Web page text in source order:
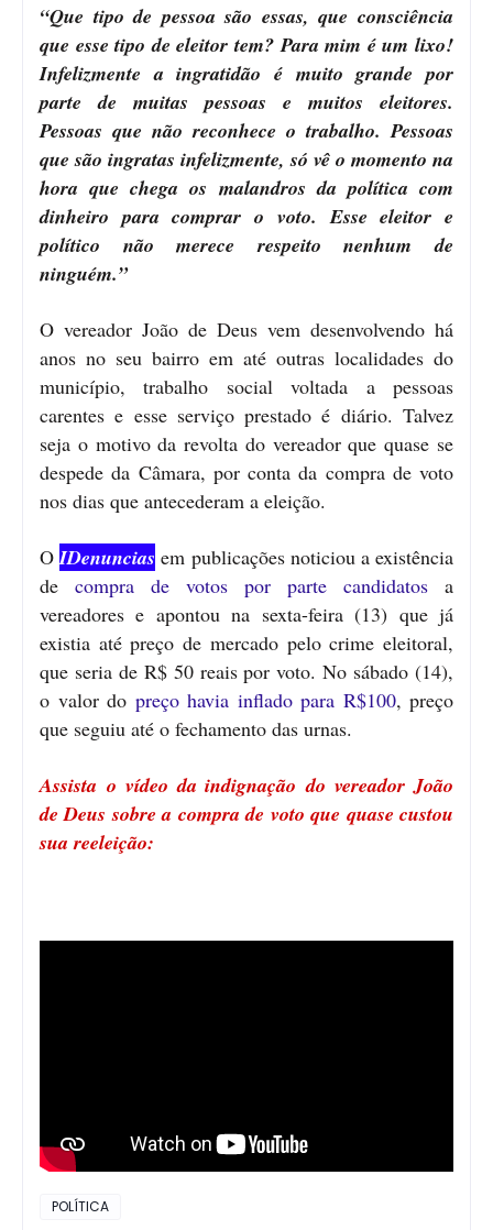
“Que tipo de pessoa são essas, que consciência
que esse tipo de eleitor tem? Para mim é um lixo!
Infelizmente a ingratidão é muito grande por
parte de muitas pessoas e muitos eleitores.
Pessoas que não reconhece o trabalho. Pessoas
que são ingratas infelizmente, só vê o momento na
hora que chega os malandros da política com
dinheiro para comprar o voto. Esse eleitor e
político não merece respeito nenhum de
ninguém.”
O vereador João de Deus vem desenvolvendo há
anos no seu bairro em até outras localidades do
município, trabalho social voltada a pessoas
carentes e esse serviço prestado é diário. Talvez
seja o motivo da revolta do vereador que quase se
despede da Câmara, por conta da compra de voto
nos dias que antecederam a eleição.
OIDenuncias em publicações noticiou a existência
de compra de votos por parte candidatos a
vereadores e apontou na sexta-feira (13) que já
existia até preço de mercado pelo crime eleitoral,
que seria de R$ 50 reais por voto. No sábado (14),
o valor do preço havia inflado para R$100, preço
que seguiu até o fechamento das urnas.
Assista o vídeo da indignação do vereador João
de Deus sobre a compra de voto que quase custou
sua reeleição:
POLÍTICA